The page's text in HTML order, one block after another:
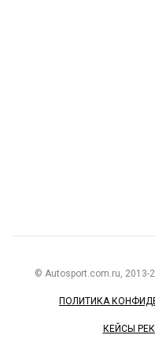
© Autosport.com.ru, 2013-
ПОЛИТИКА
КЕЙСЫ